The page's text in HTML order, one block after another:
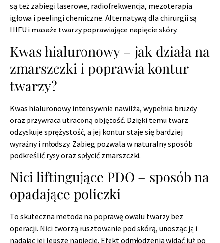
są też zabiegi laserowe, radiofrekwencja, mezoterapia
igłowa i peelingi chemiczne. Alternatywą dla chirurgii są
HIFU i masaże twarzy poprawiające napięcie skóry.
Kwas hialuronowy – jak działa na
zmarszczki i poprawia kontur
twarzy?
Kwas hialuronowy intensywnie nawilża, wypełnia bruzdy
oraz przywraca utraconą objętość. Dzięki temu twarz
odzyskuje sprężystość, a jej kontur staje się bardziej
wyraźny i młodszy. Zabieg pozwala w naturalny sposób
podkreślić rysy oraz spłycić zmarszczki.
Nici liftingujące PDO – sposób na
opadające policzki
To skuteczna metoda na poprawę owalu twarzy bez
operacji. Nici tworzą rusztowanie pod skórą, unosząc ją i
nadając jej lepsze napięcie. Efekt odmłodzenia widać już po